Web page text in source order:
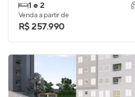
1 e 2
Venda a partir de
R$ 257.990